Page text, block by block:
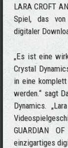
LARA CROFT
Spiel, das
digitaler
„Es ist eine
Crystal
in eine komplett
werden.“ sagt
Dynamics.
GUARDIAN
einzigartiges